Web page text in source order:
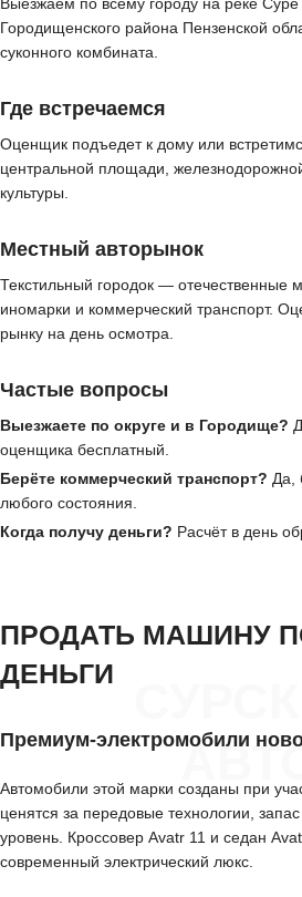
Городищенского района Пензенской
суконного комбината.
Где встречаемся
Оценщик подъедет к дому или
центральной площади,
культуры.
Местный авторынок
Текстильный городок —
иномарки и коммерческий транспорт.
рынку на день осмотра.
Частые вопросы
Выезжаете по округе и в Городище?
оценщика бесплатный.
Берёте коммерческий транспорт? Да,
любого состояния.
Когда получу деньги? Расчёт в день
ПРОДАТЬ МАШИНУ
ДЕНЬГИ
Премиум-электромобили
Автомобили этой марки созданы при
ценятся за передовые технологии,
уровень. Кроссовер Avatr 11 и седан
современный электрический люкс.